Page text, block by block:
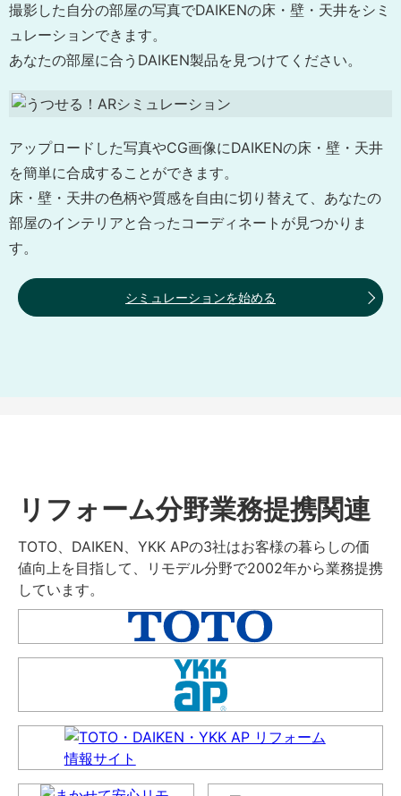
撮影した自分の部屋の写真でDAIKENの床・壁・天井をシミ
ュレーションできます。
あなたの部屋に合うDAIKEN製品を見つけてください。
アップロードした写真やCG画像にDAIKENの床・壁・天井
を簡単に合成することができます。
床・壁・天井の色柄や質感を自由に切り替えて、あなたの
部屋のインテリアと合ったコーディネートが見つかりま
す。
シミュレーションを始める
リフォーム分野業務提携関連
TOTO、DAIKEN、YKK APの3社はお客様の暮らしの価
値向上を目指して、リモデル分野で2002年から業務提携
しています。